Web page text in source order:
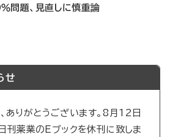
問題、見直しに慎重論
せ
ありがとうございます。8月12日
日刊薬業のEブックを休刊に致しま